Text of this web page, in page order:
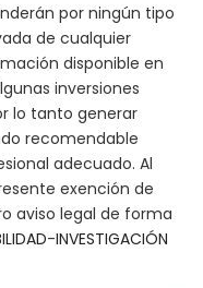
por ningún tipo
de cualquier
disponible en
inversiones
lo tanto generar
recomendable
adecuado. Al
exención de
aviso legal de forma
-INVESTIGACIÓN